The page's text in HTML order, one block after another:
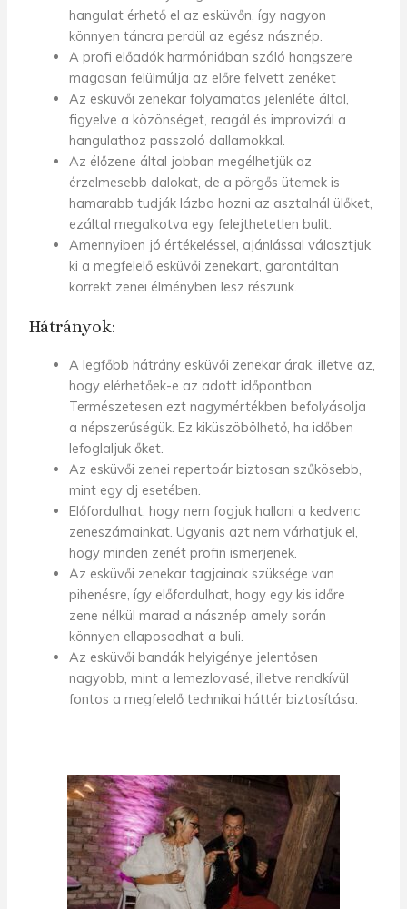
hangulat érhető el az esküvőn, így nagyon
könnyen táncra perdül az egész násznép.
A profi előadók harmóniában szóló hangszere
magasanfelülmúlja az előre felvett zenéket
Az esküvői zenekar folyamatos jelenléte által,
figyelve a közönséget, reagál és improvizál a
hangulathoz passzoló dallamokkal.
Az élőzene által jobban megélhetjük az
érzelmesebb dalokat, de a pörgős ütemek is
hamarabb tudják lázba hozni az asztalnál ülőket,
ezáltal megalkotva egy felejthetetlen bulit.
Amennyiben jó értékeléssel, ajánlással választjuk
ki a megfelelő esküvői zenekart, garantáltan
korrekt zenei élményben lesz részünk.
Hátrányok:
A legfőbb hátrány esküvői zenekar árak, illetve az,
hogy elérhetőek-e az adott időpontban.
Természetesen ezt nagymértékben befolyásolja
a népszerűségük.Ez kiküszöbölhető, ha időben
lefoglaljuk őket.
Az esküvői zenei repertoár biztosan szűkösebb,
mint egy dj esetében.
Előfordulhat, hogy nem fogjuk hallani a kedvenc
zeneszámainkat.Ugyanis azt nem várhatjuk el,
hogy minden zenét profin ismerjenek.
Az esküvői zenekar tagjainak szüksége van
pihenésre, így előfordulhat, hogy egy kis időre
zene nélkül marad a násznép amely során
könnyen ellaposodhat a buli.
Az esküvői bandák helyigénye jelentősen
nagyobb, mint a lemezlovasé, illetve rendkívül
fontos a megfelelő technikai háttér biztosítása.